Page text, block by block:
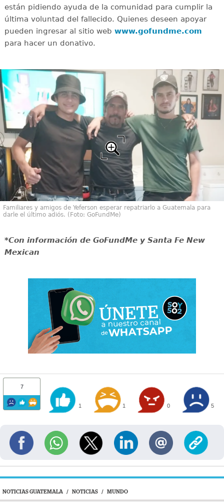
están pidiendo ayuda de la comunidad para cumplir la
última voluntad del fallecido. Quienes deseen apoyar
pueden ingresar al sitio web www.gofundme.com
para hacer un donativo.
Familiares y amigos de Yeferson esperar repatriarlo a Guatemala para
darle el último adiós. (Foto: GoFundMe)
*Con información de GoFundMe y Santa Fe New
Mexican
7
1 1 0 5
NOTICIAS GUATEMALA / NOTICIAS / MUNDO